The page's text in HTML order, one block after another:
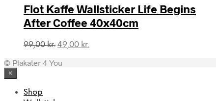
Flot Kaffe Wallsticker Life Begins
After Coffee 40x40cm
99,00kr. Den
pris
49,00 kr.
© Plakater 4 You
×
Shop